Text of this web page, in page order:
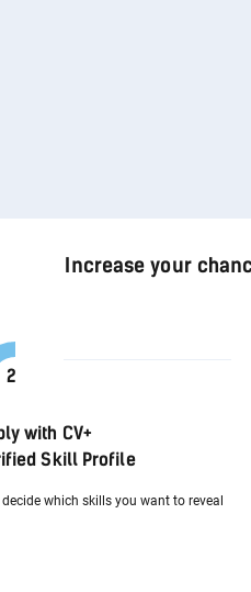
Increase your
with CV+
Skill Profile
decide which skills you want to reveal